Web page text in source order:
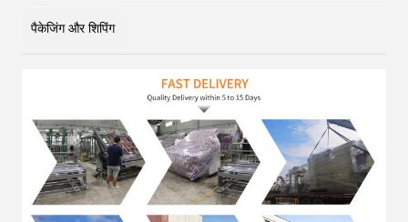
पैकेजिंग और शिपिंग